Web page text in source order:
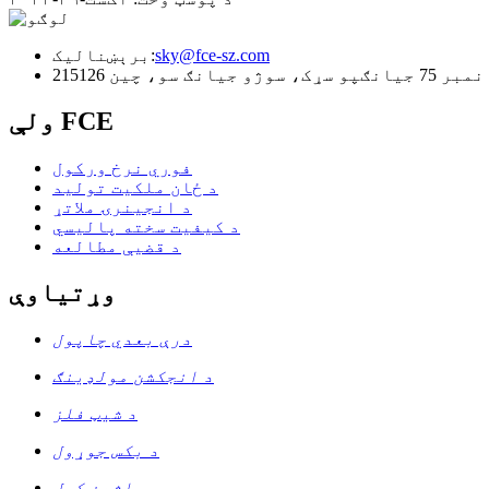
برېښنالیک:sky@fce-sz.com
سوژو جیانګ سو، چین 215126
ولې FCE
فوري نرخ ورکول
د ځان ملکیت تولید
د انجینرۍ ملاتړ
د کیفیت سخته پالیسي
د قضیې مطالعه
وړتیاوې
درې بعدي چاپول
د انجکشن مولډینګ
د شیټ فلز
د بکس جوړول